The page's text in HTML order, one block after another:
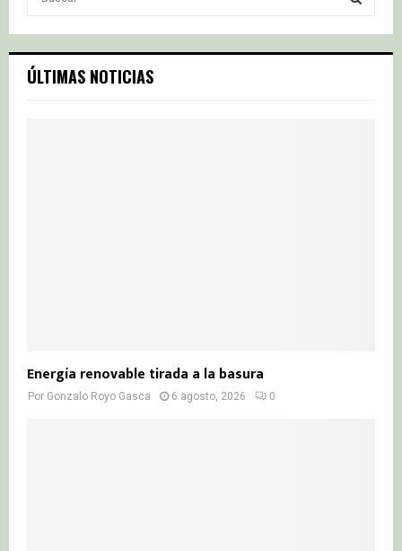
c
h
S
ÚLTIMAS NOTICIAS
Energía renovable tirada a la basura
Por Gonzalo Royo Gasca 6 agosto, 2026 0